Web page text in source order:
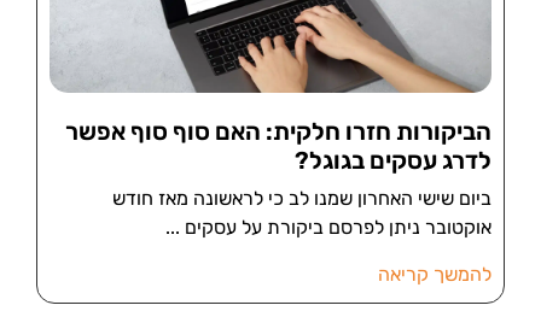
הביקורות חזרו חלקית: האם סוף סוף אפשר
לדרג עסקים בגוגל?
ביום שישי האחרון שמנו לב כי לראשונה מאז חודש
אוקטובר ניתן לפרסם ביקורת על עסקים
להמשך קריאה